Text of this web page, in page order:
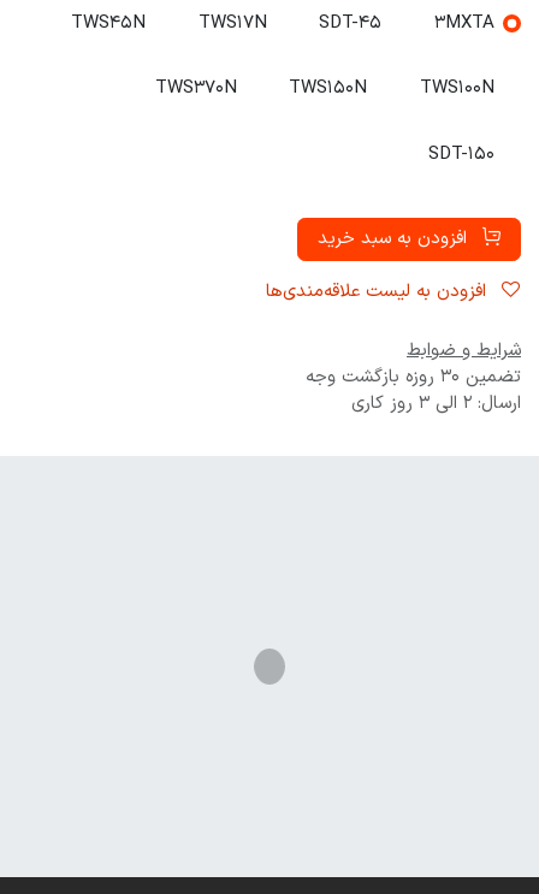
3MXTA
SDT-45
TWS17N
TWS45N
TWS100N
TWS150N
TWS370N
SDT-150
افزودن به سبد خرید
شرایط و ضوابط
تضمین 30 روزه بازگشت وجه
ارسال: 2 الی 3 روز کاری